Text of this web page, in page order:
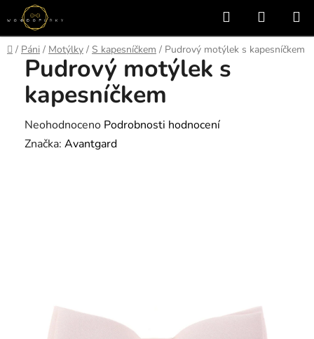
Přejít
na
obsah
Hledat
KOŠÍK
Domů
/ Páni / Motýlky / S kapesníčkem / Pudrový motýlek s kapesníčkem
Pudrový motýlek s
kapesníčkem
Průměrné
hodnocení
Neohodnoceno Podrobnosti hodnocení
Značka: Avantgard